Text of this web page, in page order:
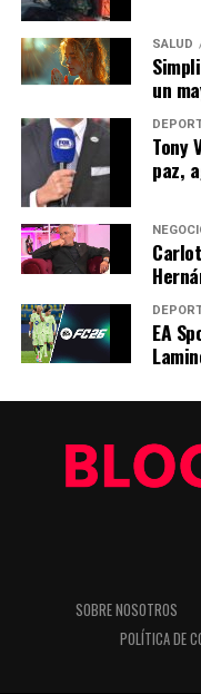
de SEGOB:
Un casino online
RNG,pagos con
una de esas patas, la
Recordatorio final:
eres mayor de edad.
NOTICIAS RELACIONADAS:
SIGUIENTE
Renuncia de jefa
Ticketmaster
Noa Bravo: crónicas
Con años de
hechos, los
SALUD
un
Tony
paz,
EA
SOBRE NOSOTROS
POLÍTICA DE